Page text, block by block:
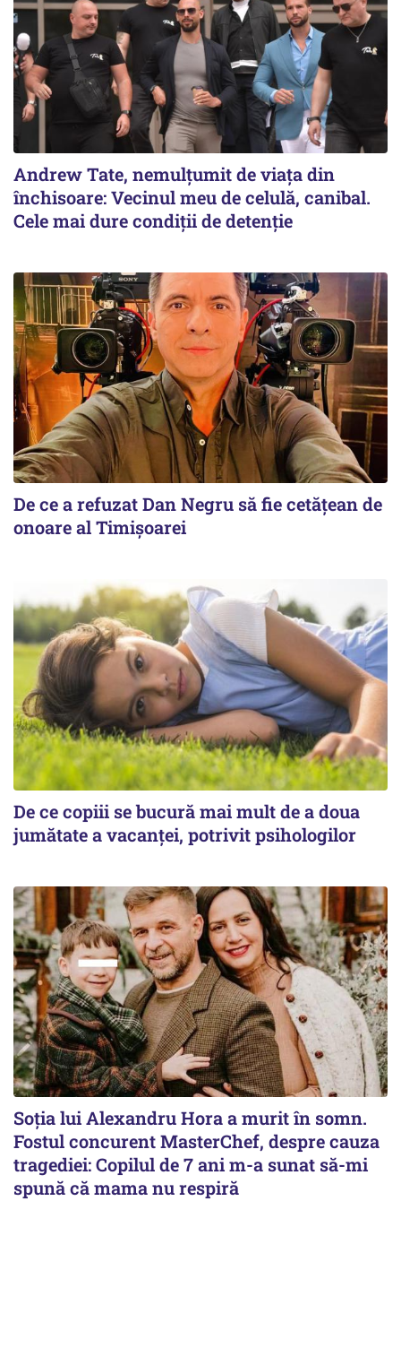
Andrew Tate, nemulțumit de viața din
închisoare: Vecinul meu de celulă, canibal.
Cele mai dure condiții de detenție
De ce a refuzat Dan Negru să fie cetățean de
onoare al Timișoarei
De ce copiii se bucură mai mult de a doua
jumătate a vacanței, potrivit psihologilor
Soția lui Alexandru Hora a murit în somn.
Fostul concurent MasterChef, despre cauza
tragediei: Copilul de 7 ani m-a sunat să-mi
spună că mama nu respiră